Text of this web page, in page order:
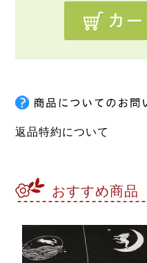
返品特約について
おすすめ商品